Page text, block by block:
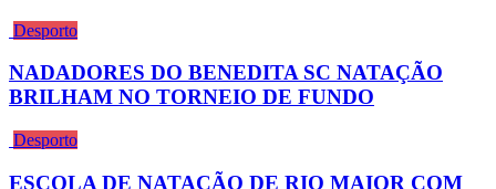
Desporto
NADADORES DO BENEDITA SC NATAÇÃO
BRILHAM NO TORNEIO DE FUNDO
Desporto
ESCOLA DE NATAÇÃO DE RIO MAIOR COM